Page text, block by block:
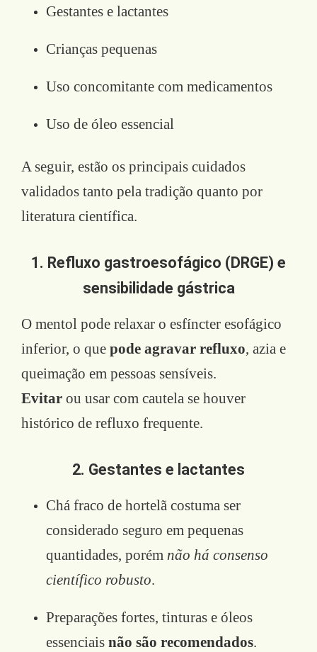
Gestantes e lactantes
Crianças pequenas
Uso concomitante com medicamentos
Uso de óleo essencial
A seguir, estão os principais cuidados
validados tanto pela tradição quanto por
literatura científica.
1. Refluxo gastroesofágico (DRGE) e
sensibilidade gástrica
O mentol pode relaxar o esfíncter esofágico
inferior, o que pode agravar refluxo, azia e
queimação em pessoas sensíveis.
Evitar ou usar com cautela se houver
histórico de refluxo frequente.
2. Gestantes e lactantes
Chá fraco de hortelã costuma ser
considerado seguro em pequenas
quantidades, porém não há consenso
científico robusto.
Preparações fortes, tinturas e óleos
essenciais não são recomendados.